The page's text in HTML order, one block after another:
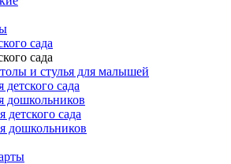
сада
сада
и стулья для малышей
сада
дошкольников
детского сада
дошкольников